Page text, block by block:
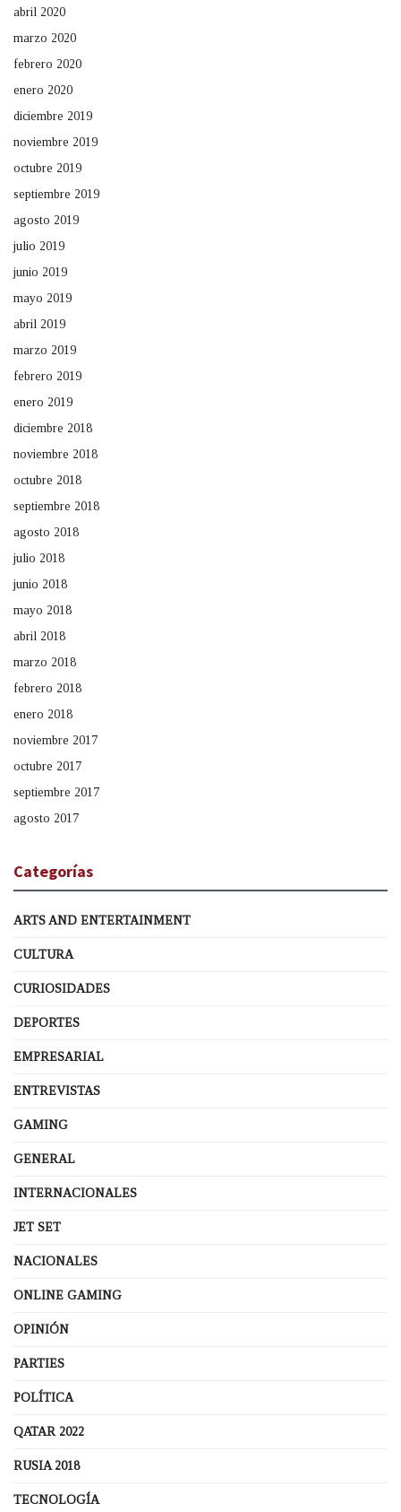
abril 2020
marzo 2020
febrero 2020
enero 2020
diciembre 2019
noviembre 2019
octubre 2019
septiembre 2019
agosto 2019
julio 2019
junio 2019
mayo 2019
abril 2019
marzo 2019
febrero 2019
enero 2019
diciembre 2018
noviembre 2018
octubre 2018
septiembre 2018
agosto 2018
julio 2018
junio 2018
mayo 2018
abril 2018
marzo 2018
febrero 2018
enero 2018
noviembre 2017
octubre 2017
septiembre 2017
agosto 2017
Categorías
ARTS AND ENTERTAINMENT
CULTURA
CURIOSIDADES
DEPORTES
EMPRESARIAL
ENTREVISTAS
GAMING
GENERAL
INTERNACIONALES
JET SET
NACIONALES
ONLINE GAMING
OPINIÓN
PARTIES
POLÍTICA
QATAR 2022
RUSIA 2018
TECNOLOGÍA